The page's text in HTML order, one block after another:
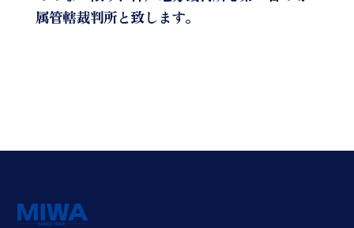
属管轄裁判所と致します。